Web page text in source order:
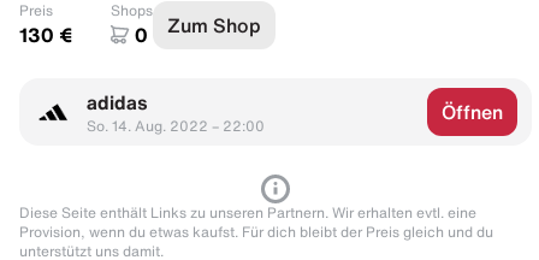
Preis
130 €
Shops
0 Zum Shop
adidas
So. 14. Aug. 2022 – 22:00
Öffnen
Diese Seite enthält Links zu unseren Partnern. Wir erhalten evtl. eine
Provision, wenn du etwas kaufst. Für dich bleibt der Preis gleich und du
unterstützt uns damit.